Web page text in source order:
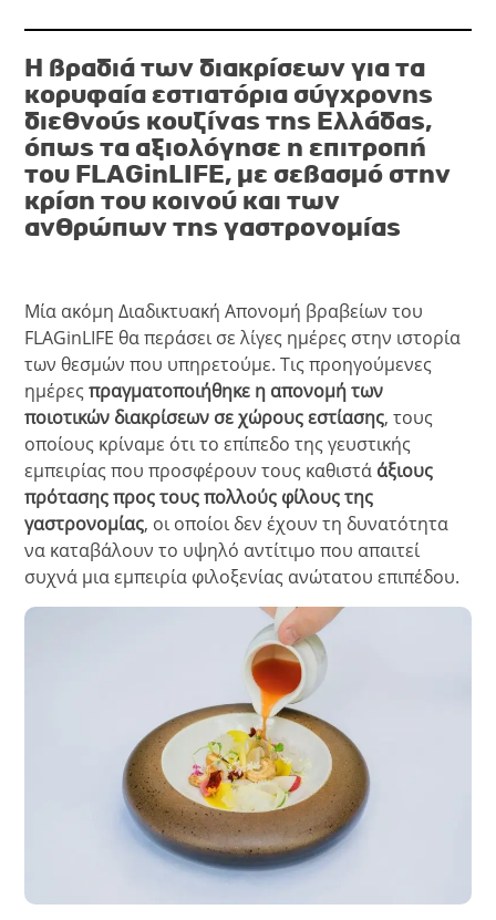
Η βραδιά των διακρίσεων για τα
κορυφαία εστιατόρια σύγχρονης
διεθνούς κουζίνας της Ελλάδας,
όπως τα αξιολόγησε η επιτροπή
του FLAGinLIFE, με σεβασμό στην
κρίση του κοινού και των
ανθρώπων της γαστρονομίας
Μία ακόμη Διαδικτυακή Απονομή βραβείων του
FLAGinLIFE θα περάσει σε λίγες ημέρες στην ιστορία
των θεσμών που υπηρετούμε. Τις προηγούμενες
ημέρεςπραγματοποιήθηκε η απονομή των
ποιοτικών διακρίσεων σε χώρους εστίασης, τους
οποίους κρίναμε ότι το επίπεδο της γευστικής
εμπειρίας που προσφέρουν τους καθιστά άξιους
πρότασης προς τους πολλούς φίλους της
γαστρονομίας, οι οποίοι δεν έχουν τη δυνατότητα
να καταβάλουν το υψηλό αντίτιμο που απαιτεί
συχνά μια εμπειρία φιλοξενίας ανώτατου επιπέδου.